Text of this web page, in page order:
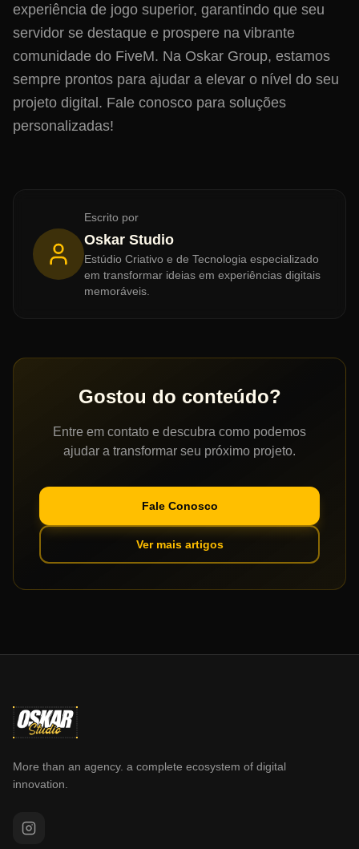
experiência de jogo superior, garantindo que seu
servidor se destaque e prospere na vibrante
comunidade do FiveM. Na Oskar Group, estamos
sempre prontos para ajudar a elevar o nível do seu
projeto digital. Fale conosco para soluções
personalizadas!
Escrito por
Oskar Studio
Estúdio Criativo e de Tecnologia especializado
em transformar ideias em experiências digitais
memoráveis.
Gostou do conteúdo?
Entre em contato e descubra como podemos
ajudar a transformar seu próximo projeto.
Fale Conosco
Ver mais artigos
More than an agency. a complete ecosystem of digital
innovation.